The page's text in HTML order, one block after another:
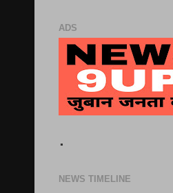
ADS
.
NEWS TIMELINE